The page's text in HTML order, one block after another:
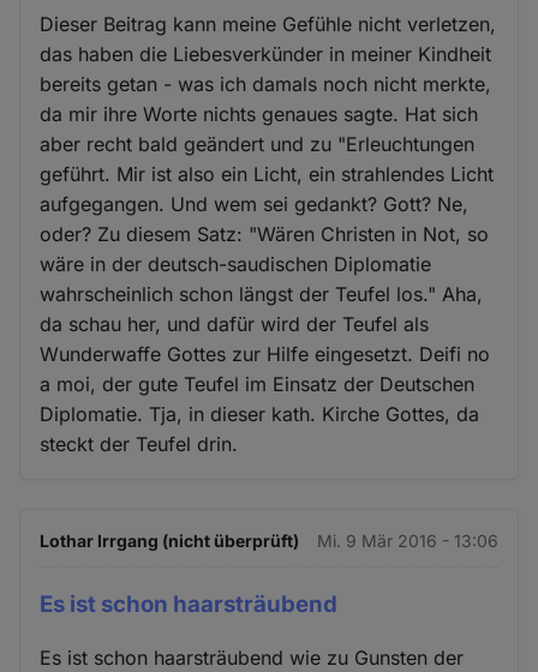
Dieser Beitrag kann meine Gefühle nicht verletzen,
das haben die Liebesverkünder in meiner Kindheit
bereits getan - was ich damals noch nicht merkte,
da mir ihre Worte nichts genaues sagte. Hat sich
aber recht bald geändert und zu "Erleuchtungen
geführt. Mir ist also ein Licht, ein strahlendes Licht
aufgegangen. Und wem sei gedankt? Gott? Ne,
oder? Zu diesem Satz: "Wären Christen in Not, so
wäre in der deutsch-saudischen Diplomatie
wahrscheinlich schon längst der Teufel los." Aha,
da schau her, und dafür wird der Teufel als
Wunderwaffe Gottes zur Hilfe eingesetzt. Deifi no
a moi, der gute Teufel im Einsatz der Deutschen
Diplomatie. Tja, in dieser kath. Kirche Gottes, da
steckt der Teufel drin.
Lothar Irrgang (nicht überprüft) Mi. 9 Mär 2016 - 13:06
Es ist schon haarsträubend
Es ist schon haarsträubend wie zu Gunsten der